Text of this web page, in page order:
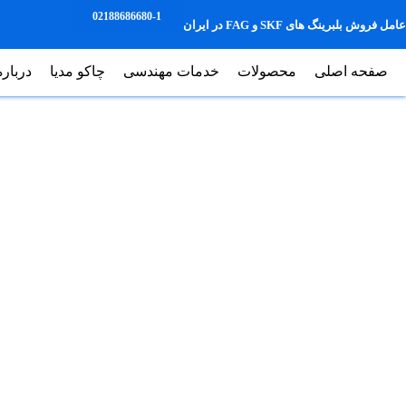
عامل فروش بلبرینگ های SKF و FAG در ایران
02188686680-1
صفحه اصلی محصولات خدمات مهندسی چاکو مدیا